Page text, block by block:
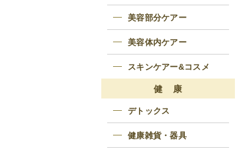
美容部分ケアー
美容体内ケアー
スキンケアー&コスメ
健 康
デトックス
健康雑貨・器具